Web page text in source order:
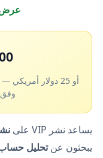
عرض
100
أو 25 دولار
وفق
يساعد نشر VIP على
يبحثون عنتحليل